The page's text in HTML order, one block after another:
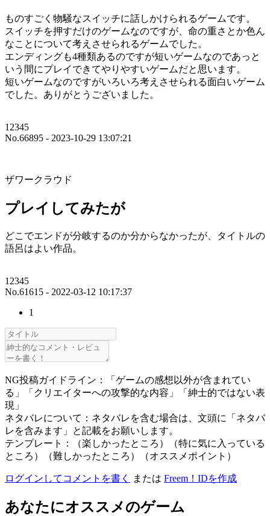
ものすごく物騒なスイッチに話しかけられるゲームです。
スイッチを押すだけのゲームなのですが、命の重さとか色ん
なことについて考えさせられるゲームでした。
エンディングも4種類あるのですが短いゲームなのであっと
いう間にプレイできてやりやすいゲームだと思います。
短いゲームなのですがいろいろ考えさせられる面白いゲーム
でした。ありがとうございました。
12345
No.66895 - 2023-10-29 13:07:21
ザワークラウド
プレイしてみたが
どこでエンドが分岐するのか分からなかったが、タイトルの
語呂はよい作品。
12345
No.61615 - 2022-03-12 10:17:37
1
NG投稿ガイドライン：「ゲームの感想以外が含まれてい
る」「クリエイターへの攻撃的な内容」「紳士的ではない表
現」
ネタバレについて：ネタバレを含む場合は、文頭に「ネタバ
レを含みます」と記載をお願いします。
テンプレート：（楽しかったところ）（特に気に入っている
ところ）（難しかったところ）（オススメポイント）
ログインしてコメントを書く または Freem！IDを作成
あなたにオススメのゲーム